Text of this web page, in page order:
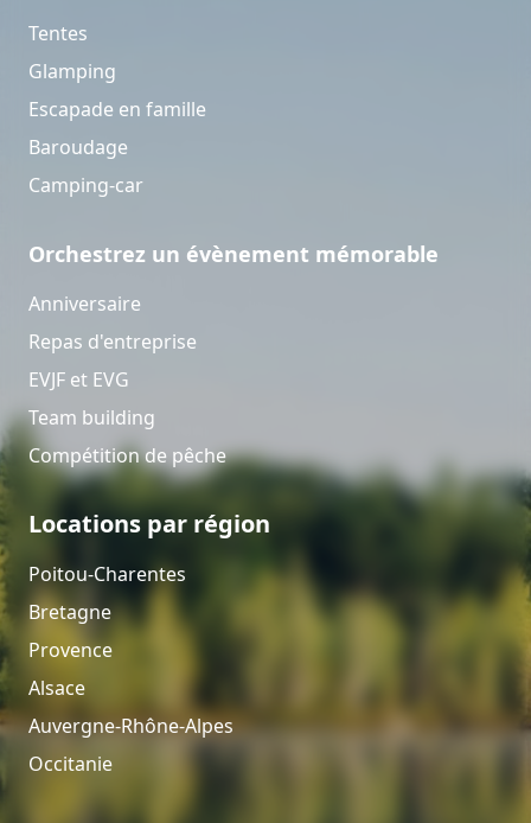
Tentes
Glamping
Escapade en famille
Baroudage
Camping-car
Orchestrez un évènement mémorable
Anniversaire
Repas d'entreprise
EVJF et EVG
Team building
Compétition de pêche
Locations par région
Poitou-Charentes
Bretagne
Provence
Alsace
Auvergne-Rhône-Alpes
Occitanie